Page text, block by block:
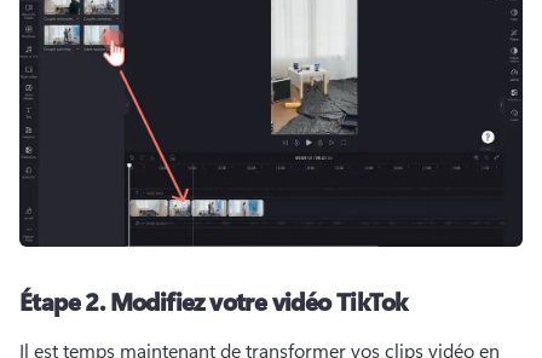
Étape 2.Modifiez votre vidéo TikTok
Il est temps maintenant de transformer vos clips vidéo en